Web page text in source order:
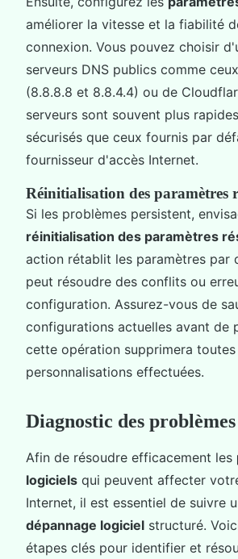
améliorer la vitesse et la fiabilité
connexion. Vous pouvez choisir
serveurs DNS publics comme
(8.8.8.8 et 8.8.4.4) ou de
serveurs sont souvent plus
sécurisés que ceux fournis par
fournisseur d'accès Internet.
Réinitialisation des paramètres
Si les problèmes persistent,
réinitialisation des paramètres
action rétablit les paramètres par
peut résoudre des conflits ou
configuration. Assurez-vous de
configurations actuelles avant de
cette opération supprimera toutes
personnalisations effectuées.
Diagnostic des
Afin de résoudre efficacement les
logiciels qui peuvent affecter
Internet, il est essentiel de suivre
dépannage logiciel structuré.
étapes clés pour identifier et